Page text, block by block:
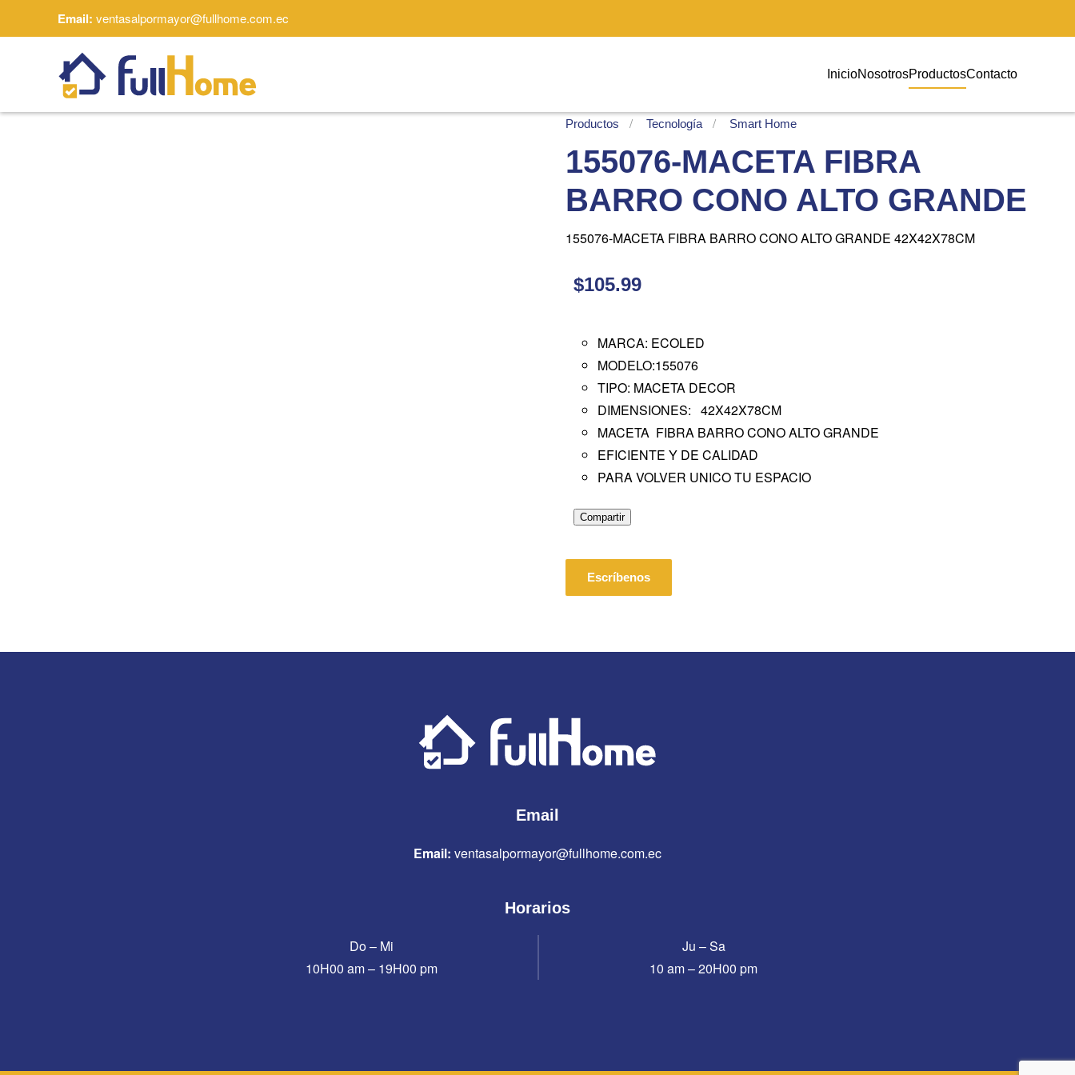
Email: ventasalpormayor@fullhome.com.ec
InicioNosotrosProductosContacto
Productos Tecnología Smart Home
155076-MACETA FIBRA
BARRO CONO ALTO GRANDE
155076-MACETA FIBRA BARRO CONO ALTO GRANDE 42X42X78CM
$105.99
MARCA: ECOLED
MODELO:155076
TIPO: MACETA DECOR
DIMENSIONES: 42X42X78CM
MACETA FIBRA BARRO CONO ALTO GRANDE
EFICIENTE Y DE CALIDAD
PARA VOLVER UNICO TU ESPACIO
Compartir
Escríbenos
Email
Email: ventasalpormayor@fullhome.com.ec
Horarios
Do – Mi
10H00 am – 19H00 pm
Ju – Sa
10 am – 20H00 pm